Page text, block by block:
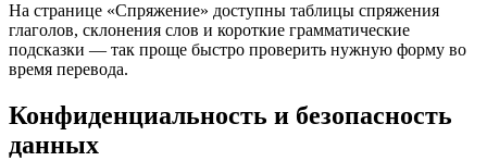
На странице «Спряжение» доступны таблицы спряжения
глаголов, склонения слов и короткие грамматические
подсказки — так проще быстро проверить нужную форму во
время перевода.
Конфиденциальность и безопасность
данных